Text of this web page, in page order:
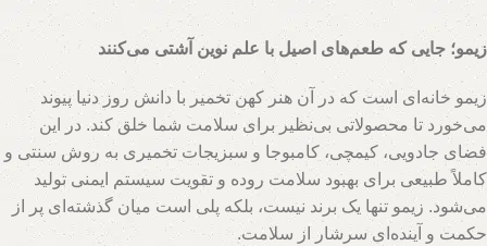
زیمو؛ جایی که طعم‌های اصیل با علم نوین آشتی می‌کنند
زیمو خانه‌ای است که در آن هنر کهن تخمیر با دانش روز دنیا پیوند
می‌خورد تا محصولاتی بی‌نظیر برای سلامت شما خلق کند. در این
فضای جادویی، کیمچی، کامبوجا و سبزیجات تخمیری به روش سنتی و
کاملاً طبیعی برای بهبود سلامت روده و تقویت سیستم ایمنی تولید
می‌شود. زیمو تنها یک برند نیست، بلکه پلی است میان گذشته‌ای پر از
حکمت و آینده‌ای سرشار از سلامت.